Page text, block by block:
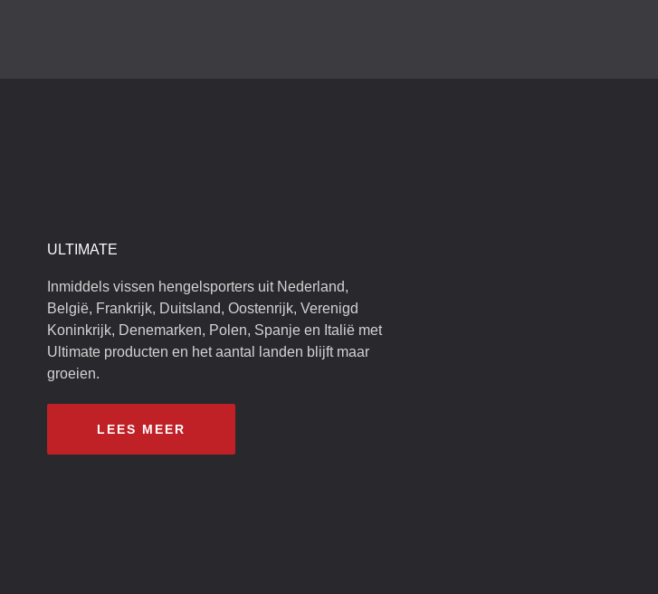
ULTIMATE
Inmiddels vissen hengelsporters uit Nederland,
België, Frankrijk, Duitsland, Oostenrijk, Verenigd
Koninkrijk, Denemarken, Polen, Spanje en Italië met
Ultimate producten en het aantal landen blijft maar
groeien.
LEES MEER